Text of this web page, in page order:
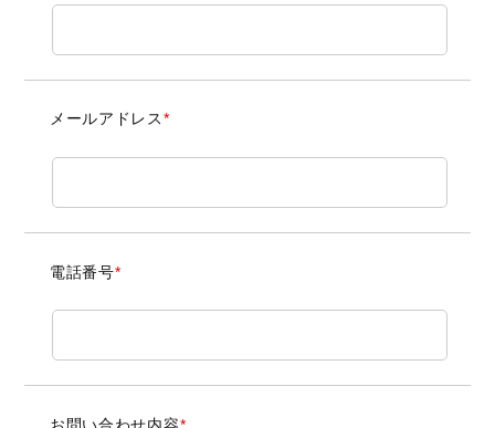
メールアドレス*
電話番号*
お問い合わせ内容*